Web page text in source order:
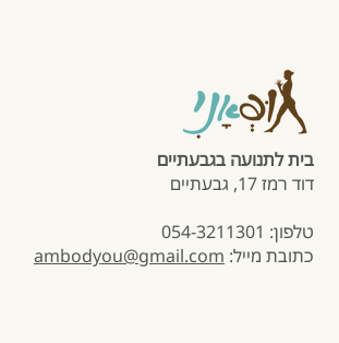
בית לתנועה בגבעתיים
דוד רמז 17, גבעתיים
טלפון: 054-3211301
כתובת מייל: ambodyou@gmail.com